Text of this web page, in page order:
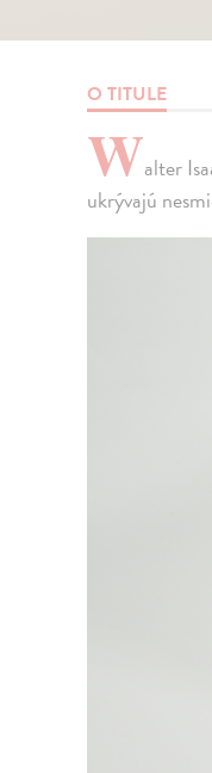
O TITULE
Walter
ukrývajú